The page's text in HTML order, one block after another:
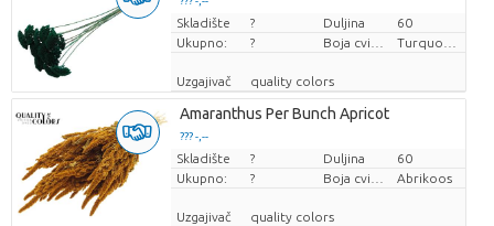
Cijena po komadu
Skladište ? Duljina
60
Ukupno:
?
Uzgajivač quality colors
Amaranthus Per Bunch Apricot
??? -,--
Cijena po komadu
Skladište ? Duljina
60
Ukupno:
? Abrikoos
Uzgajivač quality colors